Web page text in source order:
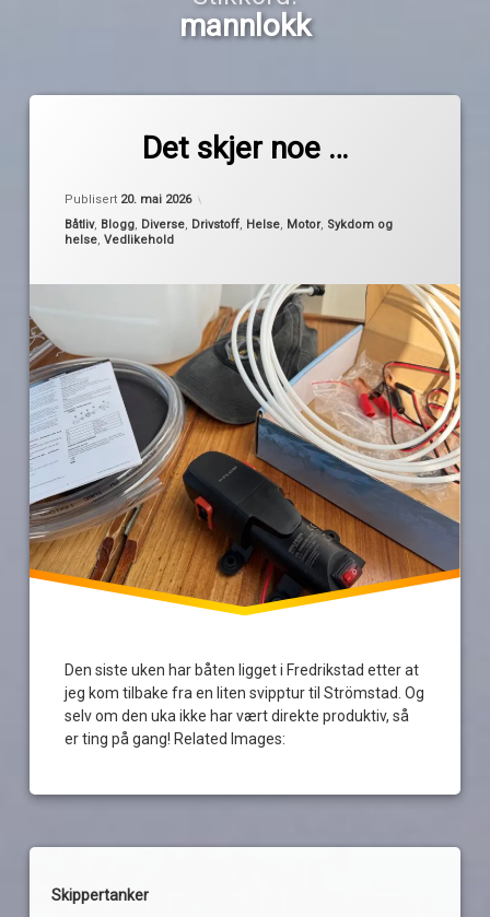
mannlokk
Det skjer noe …
Publisert 20. mai 2026
Kategorier:
Båtliv, Blogg, Diverse, Drivstoff, Helse, Motor, Sykdom og
helse,Vedlikehold
Den siste uken har båten ligget i Fredrikstad etter at
jeg kom tilbake fra en liten svipptur til Strömstad. Og
selv om den uka ikke har vært direkte produktiv, så
er ting på gang! Related Images:
mannlokk
rens av
dieseltank
Skippertanker